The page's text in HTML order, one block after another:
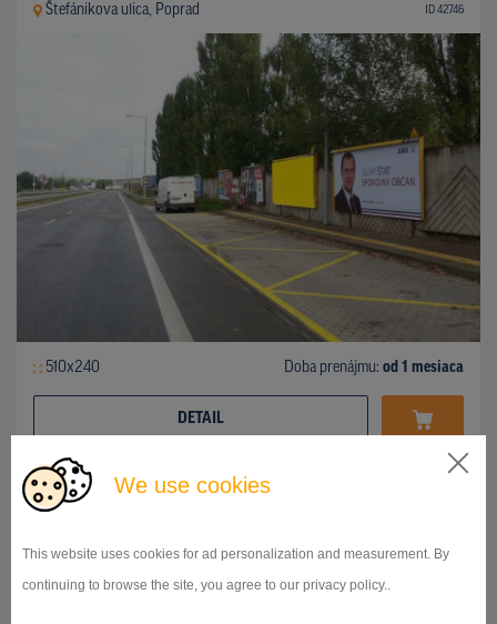
We use cookies
This website uses cookies for ad personalization and measurement. By
continuing to browse the site, you agree to our privacy policy..
Štefánikova ulica, Poprad ID 42746
510x240 Doba prenájmu: od 1 mesiaca
DETAIL
BILLBOARD